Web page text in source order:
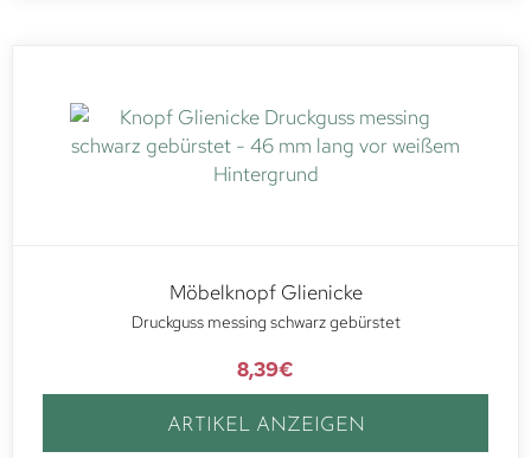
Möbelknopf Glienicke
Druckguss messing schwarz gebürstet
8,39€
ARTIKEL ANZEIGEN